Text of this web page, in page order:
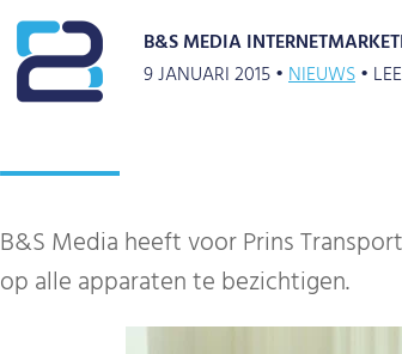
B&S MEDIA
9 JANUARI 2015 •NIEUWS•
B&S Media heeft voor Prins
op alle apparaten te bezichtigen.